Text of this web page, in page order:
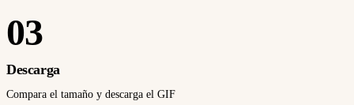
03
Descarga
Compara el tamaño y descarga el GIF